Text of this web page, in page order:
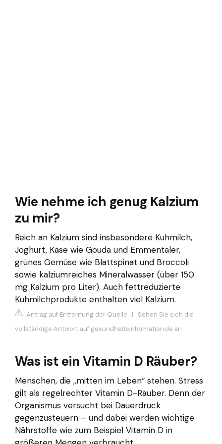
Wie nehme ich genug Kalzium
zu mir?
Reich an Kalzium sind insbesondere Kuhmilch,
Joghurt, Käse wie Gouda und Emmentaler,
grünes Gemüse wie Blattspinat und Broccoli
sowie kalziumreiches Mineralwasser (über 150
mg Kalzium pro Liter). Auch fettreduzierte
Kuhmilchprodukte enthalten viel Kalzium.
Antrag auf Entfernung der Quelle | Sehen Sie sich die
vollständige Antwort auf gesundheitsinformation.de an
Was ist ein Vitamin D Räuber?
Menschen, die „mitten im Leben“ stehen. Stress
gilt als regelrechter Vitamin D-Räuber. Denn der
Organismus versucht bei Dauerdruck
gegenzusteuern – und dabei werden wichtige
Nährstoffe wie zum Beispiel Vitamin D in